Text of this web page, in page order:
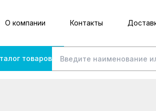
О компании Контакты
товаров